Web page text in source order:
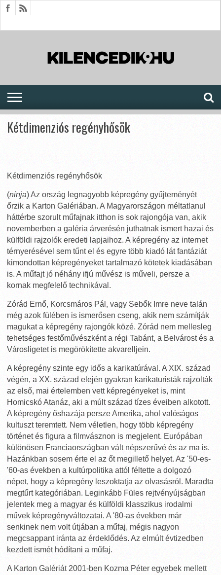
Kétdimenziós regényhősök
Kétdimenziós regényhősök
(ninja) Az ország legnagyobb képregény gyűjteményét
őrzik a Karton Galériában. A Magyarországon méltatlanul
háttérbe szorult műfajnak itthon is sok rajongója van, akik
novemberben a galéria árverésén juthatnak ismert hazai és
külföldi rajzolók eredeti lapjaihoz. A képregény az internet
térnyerésével sem tűnt el és egyre több kiadó lát fantáziát
kimondottan képregényeket tartalmazó kötetek kiadásában
is. A műfajt jó néhány ifjú művész is műveli, persze a
kornak megfelelő technikával.
Zórád Ernő, Korcsmáros Pál, vagy Sebők Imre neve talán
még azok fülében is ismerősen cseng, akik nem számítják
magukat a képregény rajongók közé. Zórád nem mellesleg
tehetséges festőművészként a régi Tabánt, a Belvárost és a
Városligetet is megörökítette akvarelljein.
A képregény szinte egy idős a karikatúrával. A XIX. század
végén, a XX. század elején gyakran karikaturisták rajzolták
az első, mai értelemben vett képregényeket is, mint
Homicskó Atanáz, aki a múlt század tízes éveiben alkotott.
A képregény őshazája persze Amerika, ahol valóságos
kultuszt teremtett. Nem véletlen, hogy több képregény
történet és figura a filmvásznon is megjelent. Európában
különösen Franciaországban vált népszerűvé és az ma is.
Hazánkban sosem érte el az őt megillető helyet. Az '50-es-
'60-as években a kultúrpolitika attól féltette a dolgozó
népet, hogy a képregény leszoktatja az olvasásról. Maradta
megtűrt kategóriában. Leginkább Füles rejtvényújságban
jelentek meg a magyar és külföldi klasszikus irodalmi
művek képregényváltozatai. A '80-as években már
senkinek nem volt útjában a műfaj, mégis nagyon
megcsappant iránta az érdeklődés. Az elmúlt évtizedben
kezdett ismét hódítani a műfaj.
A Karton Galériát 2001-ben Kozma Péter egyebek mellett